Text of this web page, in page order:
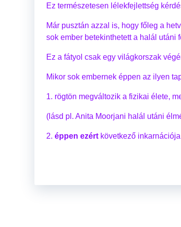
Ez természetesen lélekfejlettség
Már pusztán azzal is, hogy főleg a
sok ember betekinthetett a halál utáni
Ez a fátyol csak egy világkorszak
Mikor sok embernek éppen az ilyen
1. rögtön megváltozik a fizikai élete,
(lásd pl. Anita Moorjani halál utáni
2. éppen ezértkövetkező